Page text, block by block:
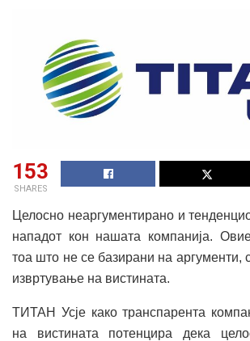
153
SHARES
Целосно неаргументирано и
нападот кон нашата компанија.
тоа што не се базирани на аргументи,
извртување на вистината.
ТИТАН Усје како транспарента
на вистината потенцира дека